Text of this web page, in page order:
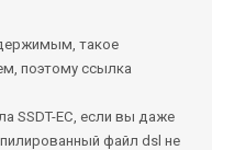
такое
поэтому ссылка
SSDT-EC, если вы даже
файл dsl не